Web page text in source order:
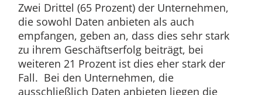
Zwei Drittel (65 Prozent) der Unternehmen,
die sowohl Daten anbieten als auch
empfangen, geben an, dass dies sehr stark
zu ihrem Geschäftserfolg beiträgt, bei
weiteren 21 Prozent ist dies eher stark der
Fall. Bei den Unternehmen, die
ausschließlich Daten anbieten liegen die